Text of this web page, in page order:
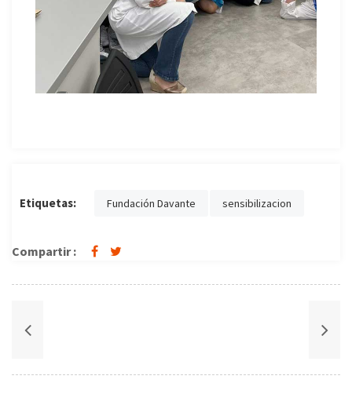
Etiquetas: Fundación Davante sensibilizacion
Compartir :